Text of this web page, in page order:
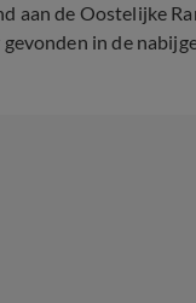
aan de Oostelijke
in de